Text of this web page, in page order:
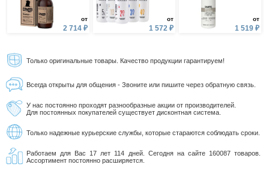
от
2 714 ₽
от
1 572 ₽
от
1 519 ₽
Только оригинальные товары. Качество продукции гарантируем!
Всегда открыты для общения - Звоните или пишите через обратную связь.
У нас постоянно проходят разнообразные акции от производителей.
Для постоянных покупателей существует дисконтная система.
Только надежные курьерские службы, которые стараются соблюдать сроки.
Работаем для Вас 17 лет 114 дней. Сегодня на сайте 160087 товаров.
Ассортимент постоянно расширяется.